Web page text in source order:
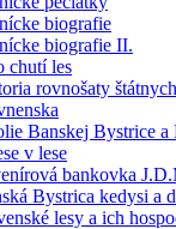
biografie
biografie II.
chutí les
rovnošaty
Banskej Bystrice a
v lese
bankovka
Bystrica kedysi a
lesy a ich